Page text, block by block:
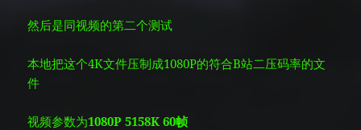
然后是同视频的第二个测试
本地把这个4K文件压制成1080P的符合B站二压码率的文
件
视频参数为1080P 5158K 60帧